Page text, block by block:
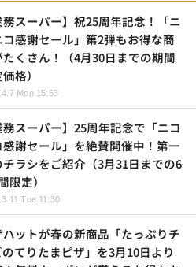
務スーパー】祝25周年記念！「ニ
コ感謝セール」第2弾もお得な商
たくさん！（4月30日までの期間
格）
Mon 15:53
務スーパー】25周年記念で「ニコ
感謝セール」を絶賛開催中！第一
ラシをご紹介（3月31日までの6
限定）
Tue 11:30
ハットが春の新商品「たっぷりチ
のてりたまピザ」を3月10日より